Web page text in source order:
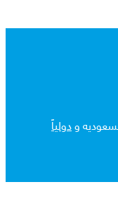
ودولياً